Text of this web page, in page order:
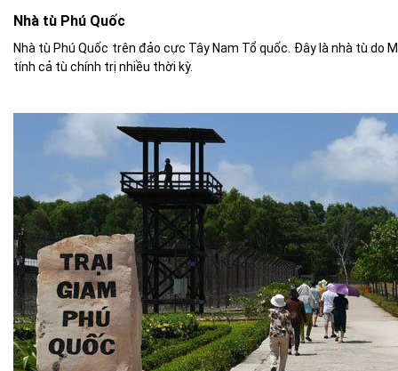
Nhà tù Phú Quốc
Nhà tù Phú Quốc trên đảo cực Tây Nam Tổ quốc. Đây là nhà tù do
tính cả tù chính trị nhiều thời kỳ.